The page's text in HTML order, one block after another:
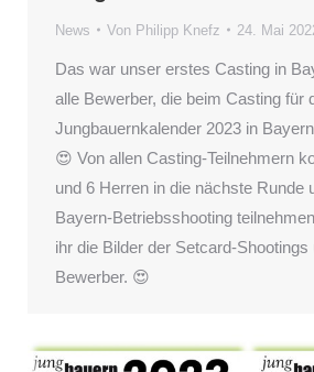
News Von Philipp Knefz 24. Mai
Das war unser erstes Casting in
alle Bewerber, die beim Casting für
Jungbauernkalender 2023 in
😍 Von allen Casting-Teilnehmern
und 6 Herren in die nächste Runde
Bayern-Betriebsshooting
ihr die Bilder der Setcard-Shootings
Bewerber. 😍